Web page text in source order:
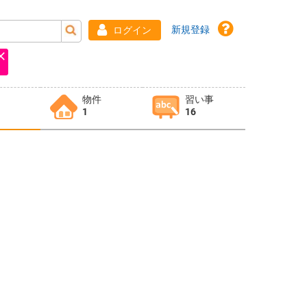
ログイン 新規登録
物件
1
習い事
16